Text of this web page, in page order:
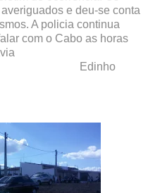
e deu-se conta
A policia continua
com o Cabo as horas
Edinho